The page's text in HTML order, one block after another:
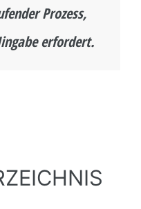
Prozess,
erfordert.